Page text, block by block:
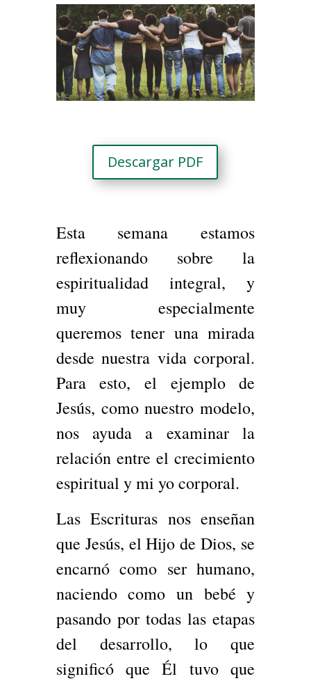
Descargar PDF
Esta semana estamos
reflexionando sobre la
espiritualidad integral, y
muy especialmente
queremos tener una mirada
desde nuestra vida corporal.
Para esto, el ejemplo de
Jesús, como nuestro modelo,
nos ayuda a examinar la
relación entre el crecimiento
espiritual y mi yo corporal.
Las Escrituras nos enseñan
que Jesús, el Hijo de Dios, se
encarnó como ser humano,
naciendo como un bebé y
pasando por todas las etapas
del desarrollo, lo que
significó que Él tuvo que